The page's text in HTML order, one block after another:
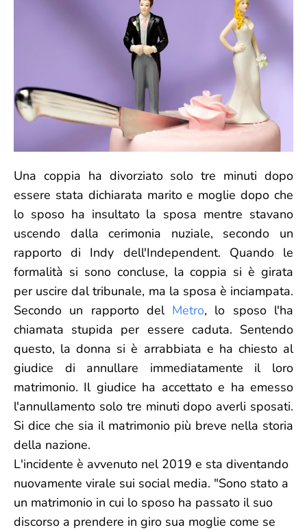
Una coppia ha divorziato solo tre minuti dopo
essere stata dichiarata marito e moglie dopo che
lo sposo ha insultato la sposa mentre stavano
uscendo dalla cerimonia nuziale, secondo un
rapporto di Indy dell'Independent. Quando le
formalità si sono concluse, la coppia si è girata
per uscire dal tribunale, ma la sposa è inciampata.
Secondo un rapporto del Metro, lo sposo l'ha
chiamata stupida per essere caduta. Sentendo
questo, la donna si è arrabbiata e ha chiesto al
giudice di annullare immediatamente il loro
matrimonio. Il giudice ha accettato e ha emesso
l'annullamento solo tre minuti dopo averli sposati.
Si dice che sia il matrimonio più breve nella storia
della nazione.
L'incidente è avvenuto nel 2019 e sta diventando
nuovamente virale sui social media. "Sono stato a
un matrimonio in cui lo sposo ha passato il suo
discorso a prendere in giro sua moglie come se